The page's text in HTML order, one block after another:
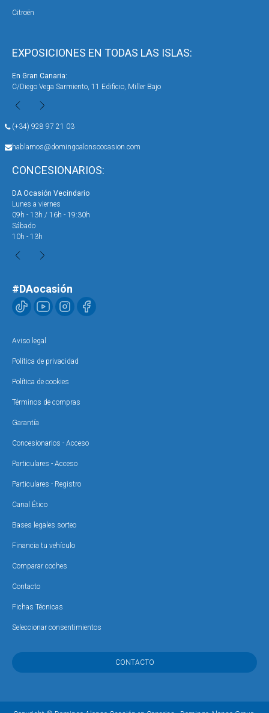
EXPOSICIONES EN TODAS LAS ISLAS:
En Gran Canaria:
C/Diego Vega Sarmiento, 11 Edificio, Miller Bajo
(+34) 928 97 21 03
hablamos@domingoalonsoocasion.com
CONCESIONARIOS:
DA Ocasión Vecindario
Lunes a viernes
09h - 13h / 16h - 19:30h
Sábado
10h - 13h
Citroën
#DAocasión
Aviso legal
Política de privacidad
Política de cookies
Términos de compras
Garantía
Concesionarios - Acceso
Particulares - Acceso
Particulares - Registro
Canal Ético
Bases legales sorteo
Financia tu vehículo
Comparar coches
Contacto
Fichas Técnicas
Seleccionar consentimientos
CONTACTO